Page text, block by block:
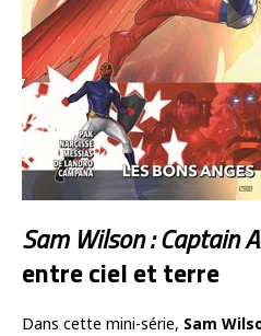
Sam Wilson : Captain
entre ciel et terre
Dans cette mini-série, Sam